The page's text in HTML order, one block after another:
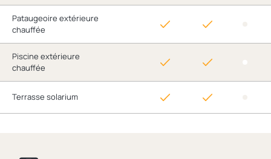
Pataugeoire extérieure
chauffée
Piscine extérieure
chauffée
Terrasse solarium